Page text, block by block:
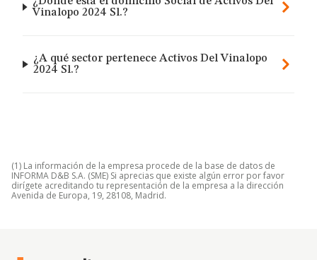
Vinalopo 2024 Sl.?
¿A qué sector pertenece Activos Del Vinalopo
2024 Sl.?
(1) La información de la empresa procede de la base de datos de
INFORMA D&B S.A. (SME) Si aprecias que existe algún error por favor
dirígete acreditando tu representación de la empresa a la dirección
Avenida de Europa, 19, 28108, Madrid.